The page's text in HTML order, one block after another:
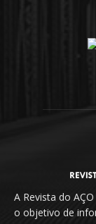
A Revista do
o objetivo de